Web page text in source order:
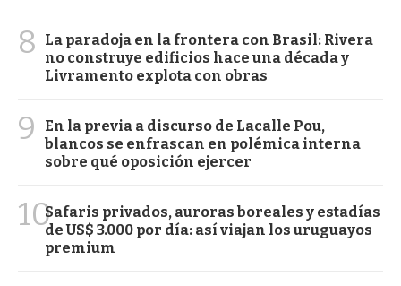
8
La paradoja en la frontera con Brasil: Rivera
no construye edificios hace una década y
Livramento explota con obras
9
En la previa a discurso de Lacalle Pou,
blancos se enfrascan en polémica interna
sobre qué oposición ejercer
10Safaris privados, auroras boreales y estadías
de US$ 3.000 por día: así viajan los uruguayos
premium